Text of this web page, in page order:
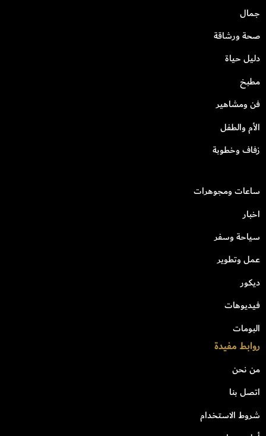
جمال
صحة ورشاقة
دليل حياة
مطبخ
فن ومشاهير
الأم والطفل
زفاف وخطوبة
ساعات ومجوهرات
اخبار
سياحة وسفر
عمل وتطوير
ديكور
فيديوهات
البومات
روابط مفيدة
من نحن
اتصل بنا
شروط الاستخدام